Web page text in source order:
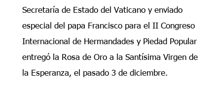
Secretaría de Estado del Vaticano y enviado
especial del papa Francisco para el II Congreso
Internacional de Hermandades y Piedad Popular
entregó la Rosa de Oro a la Santísima Virgen de
la Esperanza, el pasado 3 de diciembre.